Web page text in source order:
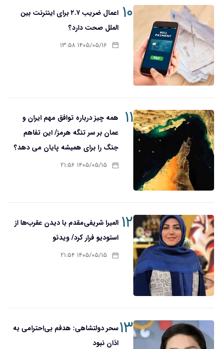
۱۰
اعمال ضریب ۲.۷ برای اینترنت بین
الملل صحت دارد؟
۱۴۰۵/۰۵/۱۶ ۱۳:۵۸
۱۱
همه چیز درباره توافق مهم ایران و
عمان بر سر تنگه هرمز/ این تفاهم
جنگ را برای همیشه پایان می دهد؟
۱۴۰۵/۰۵/۱۵ ۲۱:۵۶
۱۲ المیرا شریفی‌مقدم با دیدن عقرب‌ها از
استودیو فرار کرد/ ویدئو
۱۴۰۵/۰۵/۱۵ ۲۱:۵۴
۱۳سحر دولتشاهی: هدفم بی‌احترامی به
اذان نبود